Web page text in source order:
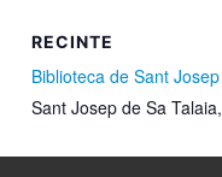
RECINTE
Biblioteca de Sant Josep
Sant Josep de Sa Talaia,